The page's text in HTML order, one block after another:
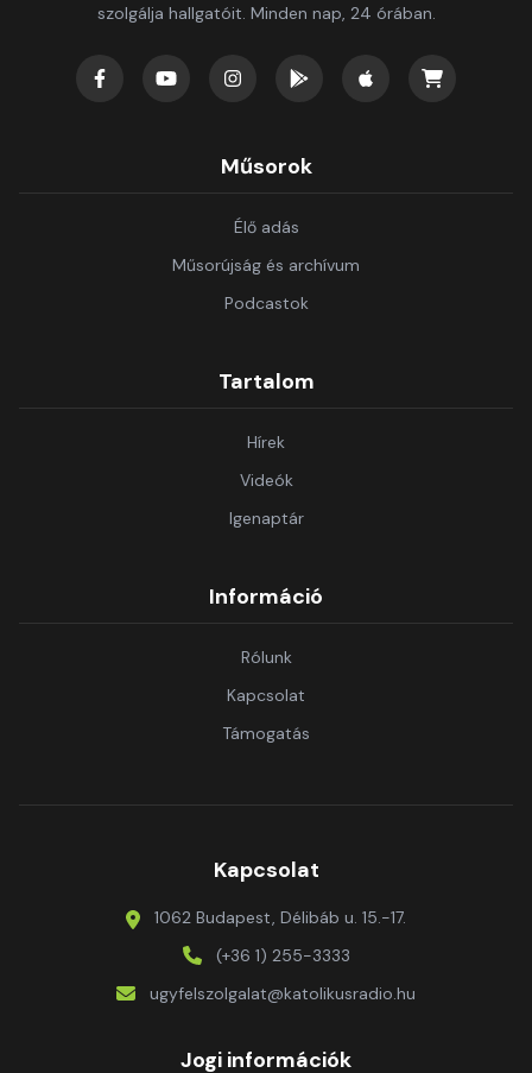
szolgálja hallgatóit. Minden nap, 24 órában.
Műsorok
Élő adás
Műsorújság és archívum
Podcastok
Tartalom
Hírek
Videók
Igenaptár
Információ
Rólunk
Kapcsolat
Támogatás
Kapcsolat
1062 Budapest, Délibáb u. 15.-17.
(+36 1) 255-3333
ugyfelszolgalat@katolikusradio.hu
Jogi információk